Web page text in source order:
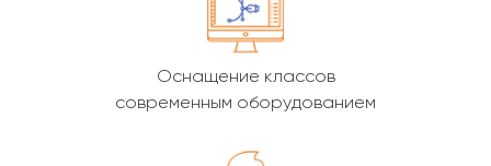
Оснащение классов
современным оборудованием